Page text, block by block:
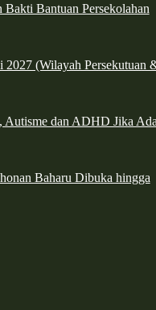
Bantuan Persekolahan
2027 (Wilayah Persekutuan
Autisme dan ADHD Jika Ada
Baharu Dibuka hingga